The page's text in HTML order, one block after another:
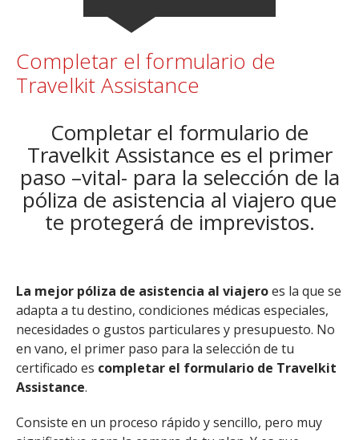
Completar el formulario de
Travelkit Assistance
Completar el formulario de
Travelkit Assistance es el primer
paso –vital- para la selección de la
póliza de asistencia al viajero que
te protegerá de imprevistos.
La mejor póliza de asistencia al viajeroes la que se
adapta a tu destino, condiciones médicas especiales,
necesidades o gustos particulares y presupuesto. No
en vano, el primer paso para la selección de tu
certificado es completar el formulario de Travelkit
Assistance.
Consiste en un proceso rápido y sencillo, pero muy